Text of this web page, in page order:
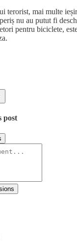
terorist, mai multe
nu au putut fi
pentru biciclete,
post